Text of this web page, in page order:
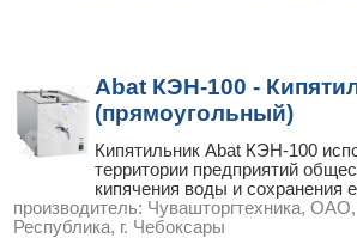
Abat КЭН-100 -
(прямоугольный)
Кипятильник Abat КЭН-100
территории предприятий
кипячения воды и сохранения
производитель: Чувашторгтехника,
Республика, г. Чебоксары